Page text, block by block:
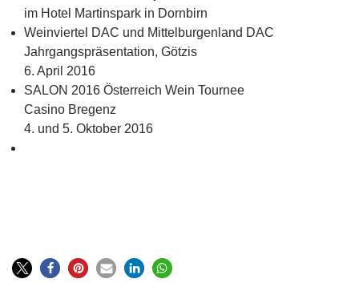
im Hotel Martinspark in Dornbirn
Weinviertel DAC und Mittelburgenland DAC
Jahrgangspräsentation, Götzis
6. April 2016
SALON 2016 Österreich Wein Tournee
Casino Bregenz
4. und 5. Oktober 2016